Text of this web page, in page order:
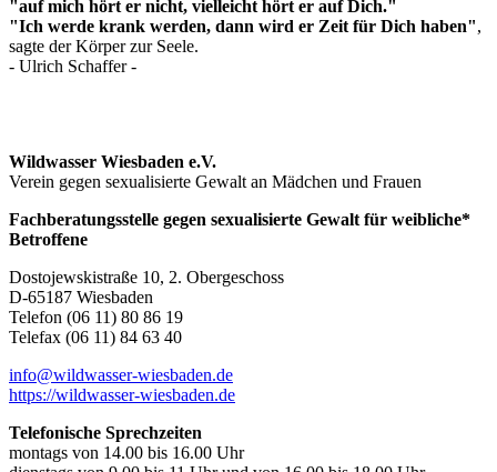
"auf mich hört er nicht, vielleicht hört er auf Dich."
"Ich werde krank werden, dann wird er Zeit für Dich haben",
sagte der Körper zur Seele.
- Ulrich Schaffer -
Wildwasser Wiesbaden e.V.
Verein gegen sexualisierte Gewalt an Mädchen und Frauen
Fachberatungsstelle gegen sexualisierte Gewalt für weibliche*
Betroffene
Dostojewskistraße 10, 2. Obergeschoss
D-65187 Wiesbaden
Telefon (06 11) 80 86 19
Telefax (06 11) 84 63 40
info@wildwasser-wiesbaden.de
https://wildwasser-wiesbaden.de
Telefonische Sprechzeiten
montags von 14.00 bis 16.00 Uhr